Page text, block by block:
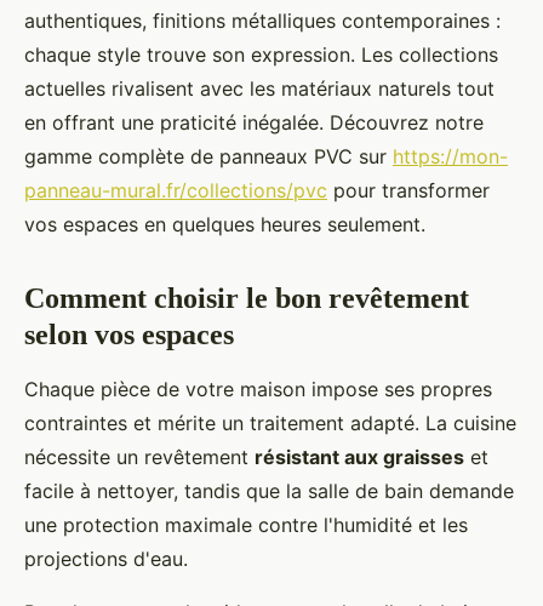
authentiques, finitions métalliques contemporaines :
chaque style trouve son expression. Les collections
actuelles rivalisent avec les matériaux naturels tout
en offrant une praticité inégalée. Découvrez notre
gamme complète de panneaux PVC sur https://mon-
panneau-mural.fr/collections/pvc pour transformer
vos espaces en quelques heures seulement.
Comment choisir le bon revêtement
selon vos espaces
Chaque pièce de votre maison impose ses propres
contraintes et mérite un traitement adapté. La cuisine
nécessite un revêtement résistant aux graisses et
facile à nettoyer, tandis que la salle de bain demande
une protection maximale contre l'humidité et les
projections d'eau.